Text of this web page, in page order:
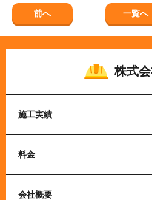
前へ 一覧へ
株式
施工実績
料金
会社概要